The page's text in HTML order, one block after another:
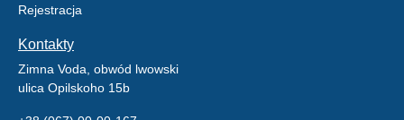
Rejestracja
Kontakty
Zimna Voda, obwód lwowski
ulica Opilskoho 15b